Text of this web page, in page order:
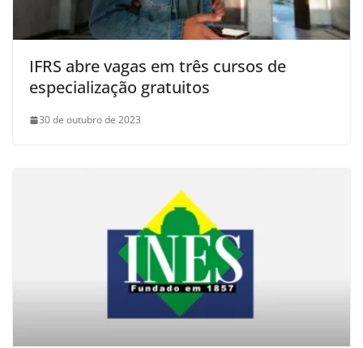
IFRS abre vagas em três cursos de
especialização gratuitos
30 de outubro de 2023